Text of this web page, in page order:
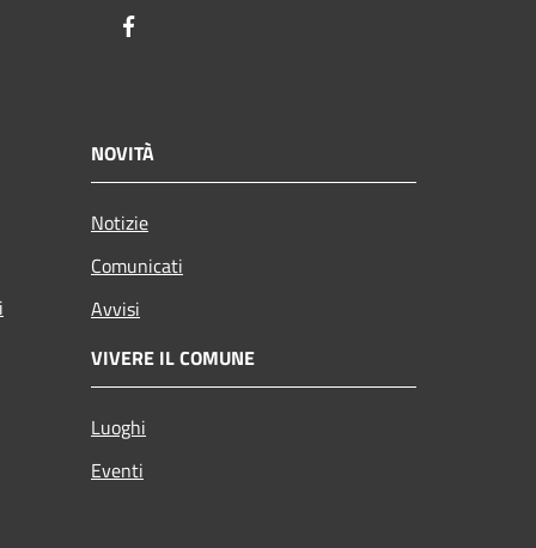
NOVITÀ
Notizie
Comunicati
Avvisi
VIVERE IL COMUNE
Luoghi
Eventi